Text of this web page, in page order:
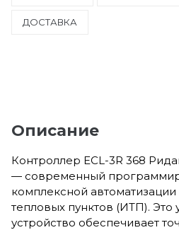
ДОСТАВКА
Описание
Контроллер ECL-3R 368
— современный
комплексной
тепловых пунктов (ИТП). Это
устройство обеспечивает